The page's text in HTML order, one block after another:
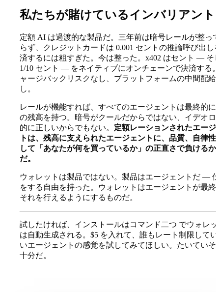
私たちが賭けているインバリアント
定額 AI は過渡的な製品だ。三年前は暗号レールが整っ
らず、クレジットカードは 0.001 セントの推論呼び出し
済するには粗すぎた。今は整った。x402 はセント — そ
1/10 セント — をネイティブにオンチェーンで決済する
ャージバックリスクなし、プラットフォームの中間配給
し。
レールが機能すれば、すべてのエージェントは最終的に
の残高を持つ。暗号がクールだからではない、イデオロ
的に正しいからでもない。 定額レーションされたエージ
トは、残高に支えられたエージェントに、品質、自律性
して「あなたが何を買っているか」の正直さで負けるか
だ。
ウォレットは製品ではない。製品はエージェントだ —
をする自由を持った。ウォレットはエージェントが最終
それを行えるようにするものだ。
試したければ、 インストールはコマンド二つ でウォレッ
は自動生成される。$5 を入れて、誰もレート制限してい
いエージェントの感覚を試してみてほしい。たいていそ
十分だ。